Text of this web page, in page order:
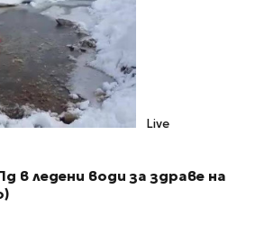
Live
в ледени води за здраве на